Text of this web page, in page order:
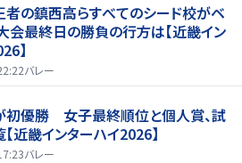
の鎮西高らすべてのシード校がベ
会最終日の勝負の行方は【近畿イン
】
バレー
初優勝 女子最終順位と個人賞、試
近畿インターハイ2026】
バレー